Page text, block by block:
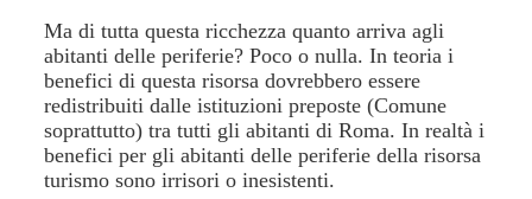
Ma di tutta questa ricchezza quanto arriva agli
abitanti delle periferie? Poco o nulla. In teoria i
benefici di questa risorsa dovrebbero essere
redistribuiti dalle istituzioni preposte (Comune
soprattutto) tra tutti gli abitanti di Roma. In realtà i
benefici per gli abitanti delle periferie della risorsa
turismo sono irrisori o inesistenti.